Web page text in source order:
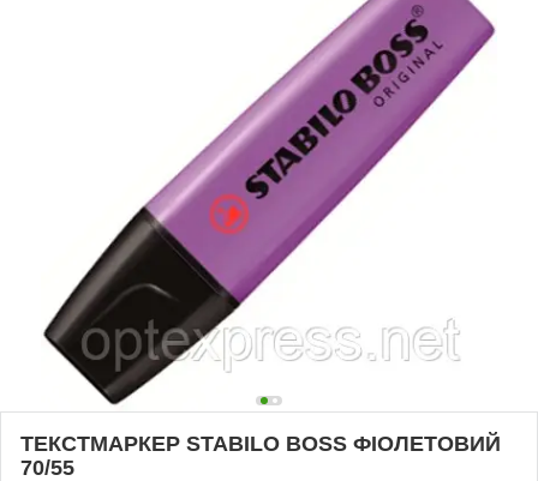
ТЕКСТМАРКЕР STABILO BOSS ФІОЛЕТОВИЙ
70/55